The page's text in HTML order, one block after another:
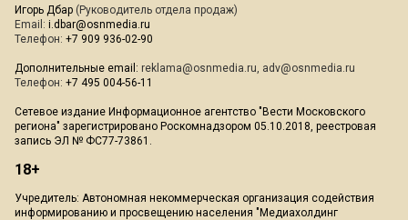
Игорь Дбар (Руководитель отдела продаж)
Email: i.dbar@osnmedia.ru
Телефон: +7 909 936-02-90
Дополнительные email: reklama@osnmedia.ru, adv@osnmedia.ru
Телефон: +7 495 004-56-11
Сетевое издание Информационное агентство "Вести Московского
региона" зарегистрировано Роскомнадзором 05.10.2018, реестровая
запись ЭЛ № ФС77-73861.
18+
Учредитель: Автономная некоммерческая организация содействия
информированию и просвещению населения "Медиахолдинг